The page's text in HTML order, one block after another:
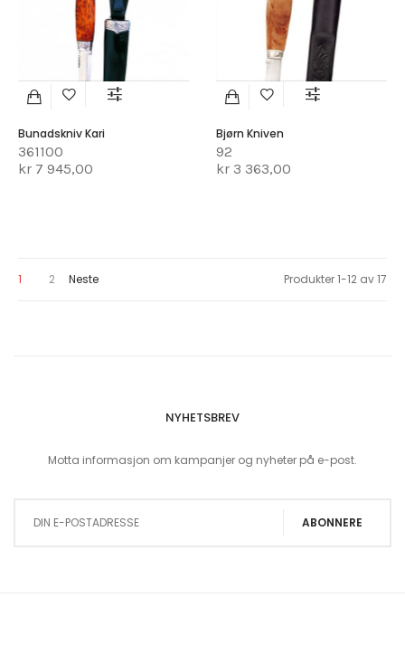
Bunadskniv Kari
361100
kr 7 945,00
Bjørn Kniven
92
kr 3 363,00
Produkter1-12 av17
You're currently reading page
1 Page
2 Page
Neste
NYHETSBREV
Motta informasjon om kampanjer og nyheter på e-post.
ABONNERE